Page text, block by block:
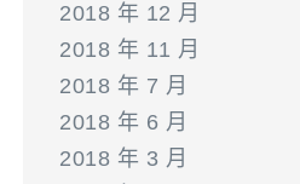
2018 年 12 月
2018 年 11 月
2018 年 7 月
2018 年 6 月
2018 年 3 月